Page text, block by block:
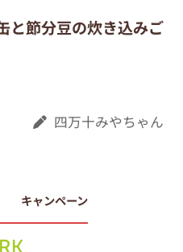
と節分豆の炊き込みご
四万十みやちゃん
キャンペーン